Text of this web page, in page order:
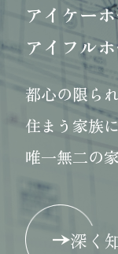
アイケー
アイフル
都心の限ら
住まう家族
唯一無二の
深く